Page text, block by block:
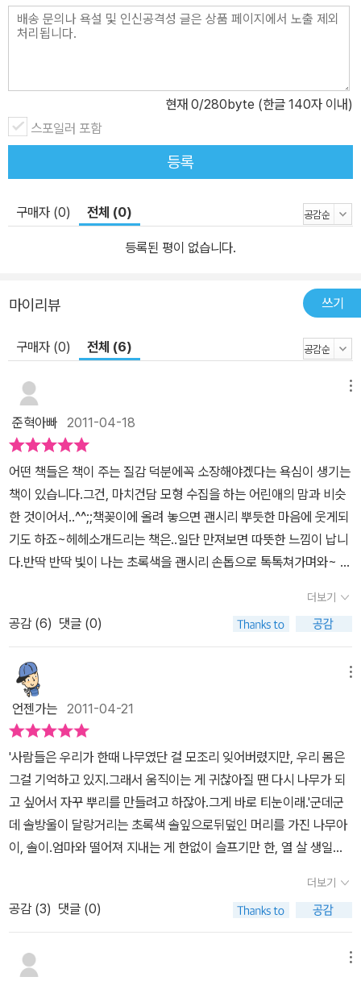
지만, 어느 한쪽이 일방적으로 보호하거나 가꾸는 것은 아니라는 걸
얘기하고 싶었다고 해요. 자연과 인간이 동등하다는 것과, 어쩌면 우
과 사람이 서로를 가꾸어가는 이야기를 통해 더불어 살아가는 삶의
가치에 대해 생각하게 합니다. 나무로 살아가야 하는 솔이와 인간으
로 살아가야 하는 향이가 만들어가는 우정을 지켜보면서, 자연을 다
정한 친구처럼 대하기를 바랍니다. 개성 있는 이야기로 맑고 따듯한
회 마해송문학상 수상작)》으로 경쾌하고 자유로운 이야기를 선보인
쾌하고 친근한 동화를 펴냈어요. 어린 시절 숲 속에서 한번쯤 만나본
오르는 실감 나는 묘사는 톡톡 튀는 이야기와 어우러져 읽는 재미를
는 《나무아이》를 읽다 보면, 자연스럽게 나무와 인간의 공존에 대해
가만의 유쾌하면서도 의미 있는 동화 한 편을 통해 이야기의 즐거움
을 맛볼 수 있을 것입니다. 나무와 인간이 함께 살아가는 지혜가 담긴
‘소나무계’ 오래전부터 마을이 자리한 곳에는 동네 사람들의 쉼터이
민들을 하나로 이어주는 마을 숲은, 곧 그 마을 사람들의 삶과 역사를
고스란히 품고 있어 마을과 뗄 수 없는 존재이지요. 마을의 경사스러
운 일뿐만 아니라 어렵고 힘든 일들을 품어 온 마을 숲은, 그 마을의
문화와 생명이 영글어 가는 의미 있는 곳이에요. 이 작품의 배경이 된
경북 포항 덕동마을에도 소박하지만 잘 가꿔진 마을 숲인 소나무 숲
이 있어요. 덕동마을 솔숲은 특이한 대동계가 전해 내려 오는데, 바로
‘소나무계’이지요. 소나무 몫으로 땅을 내줘 숲의 이름으로 된 논밭을
쓰고 남은 돈으로 마을 어른들의 회갑연이나 동네일에 썼다고 해요.
나무와 사람이 서로를 가꾸어온 셈이지요. 지금도 솔숲 공동 관리의
상황들을 꼼꼼히 기록한 송계부가 전해져 오고 있어요. 《나무아이》는
작은 마을에서 300년이 넘도록 숲과 사람이 공존해온 과정을 친근한
동화로 엮어, 자연과 더불어 살아가는 삶에 대해 생각해보는 계기를
마련해 줍니다. 특히 2011년 UN이 정한 ‘세계 산림의 해’를 맞이해
앞으로 숲을 가꿔나가야 할 어린이들이 이 동화를 읽고, 삶을 아름답
게 가꿔주는 숲의 소중함에 대해 생각해 보았으면 합니다. 우리 선조
들의 슬기로운 녹색 지혜가 들어 있는 이 동화를 통해 산불과 병충해
현재 0/280byte (한글 140자 이내)
스포일러 포함
등록
구매자 (0) 전체 (0)
등록된 평이 없습니다.
마이리뷰 쓰기
구매자 (0) 전체 (6)
준혁아빠 2011-04-18
어떤 책들은 책이 주는 질감 덕분에꼭 소장해야겠다는 욕심이 생기는
책이 있습니다.그건, 마치건담 모형 수집을 하는 어린애의 맘과 비슷
한 것이어서..^^;;책꽂이에 올려 놓으면 괜시리 뿌듯한 마음에 웃게되
기도 하죠~헤헤소개드리는 책은..일단 만져보면 따뜻한 느낌이 납니
다.반딱 반딱 빛이 나는 초록색을 괜시리 손톱으로 톡톡쳐가며와~ 느
줬던 책, 소개드립니다여~^^혹시 티눈이 왜? 생기는지 아십니까?티
눈은 한때 사람이 나무였다는 증거였다고 합니다..^^;;뭐..믿거나 말거
나...책엔 분명히 그렇게 써져 있습니다요~헤헤나무 아이가 있었죠.
나무와 사람의 경계선인 아이.아이는 때가 되면 나무로 변하게 됩니
다.나무로 변해서 무엇을 하냐면요~~사람들의 슬픔과 아픔을 받아
들이고..대신사람들에게 희망과 웃음을 주는 일을 하게 되죠.그 나무
아이에겐...예쁜 소녀 친구가 있습니다.너무 예쁘고 너무 착해서..절대
잊지 않고 싶은 친구.책은..마치 꿈속 이야기를 담담하게 들려주는 것
처럼얘기를 해나갑니다.어디서도 들을 수 없었던..나무와 아이의 우
정 이야기를...중간 중간 실려 있는삽화는 이야기와 어쩜 그리 잘 어울
리는지...보는 내내 기분 좋았습니다요~^^실제..경상북도 포항 덕동
마을에는 소나무계가 있답니다.마을에 있는 소나무 군락의 이름으로
논을 만들어..공동 경작하고 논에서 나오는 이익금은 소나무 숲을 가
꾸는데 사용하는 계.소나무계의 이야기를 모태로소나무와 인간이 친
입니다.초등학생이라면 한번쯤은 보여주시길요~100페이지 남짓한
더보기
공감 (6) 댓글 (0)
언젠가는 2011-04-21
'사람들은 우리가 한때 나무였단 걸 모조리 잊어버렸지만, 우리 몸은
그걸 기억하고 있지.그래서 움직이는 게 귀찮아질 땐 다시 나무가 되
고 싶어서 자꾸 뿌리를 만들려고 하잖아.그게 바로 티눈이래.'군데군
데 솔방울이 달랑거리는 초록색 솔잎으로뒤덮인 머리를 가진 나무아
이, 솔이.엄마와 떨어져 지내는 게 한없이 슬프기만 한, 열 살 생일을
숲속에서 펼쳐진다.이야기 속에서 나무와 인간의 경계는 흐릿하다.나
무아이 솔이와 평범한 소녀 향이는 숲속에서 숨바꼭질도 하고, 도토
리 팽이도 돌리고즐거운 한 때를 보낸다. 향이는 나무들의 잔치에 초
대받아서 아카시아 꽃에서 얻은 달콤한꿀차도 마시고, 송화가루로 만
더보기
공감 (3) 댓글 (0)